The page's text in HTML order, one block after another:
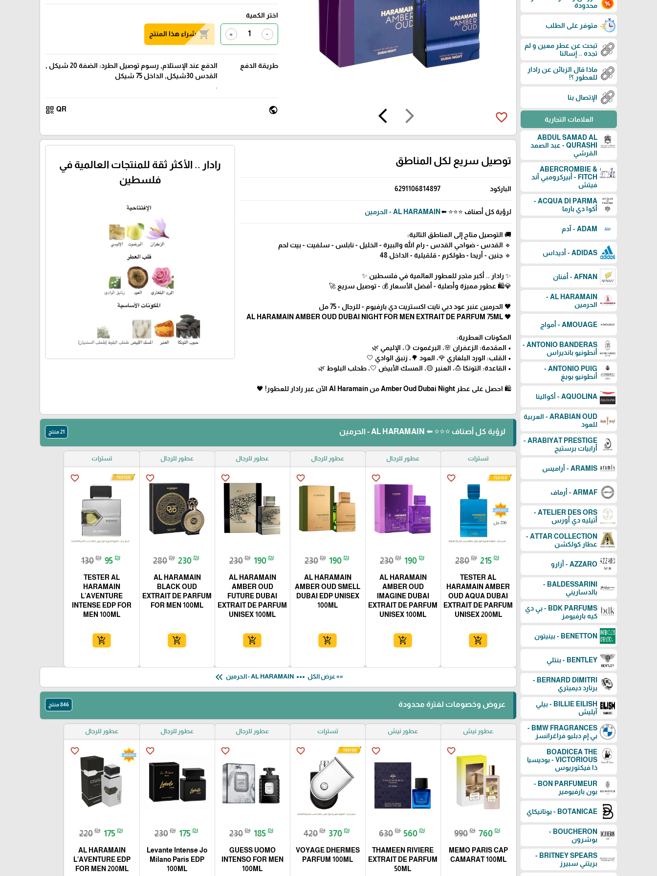
محدودة
متوفر على الطلب
تبحث عن عطر معين و لم
تجده .. إسالنا
ماذا قال الزبائن عن رادار
للعطور ؟!
الإتصال بنا
العلامات التجارية
ABDUL SAMAD AL
QURASHI - عبد الصمد
القرشي
ABERCROMBIE &
FITCH - أبيركرومبي آند
فيتش
ACQUA DI PARMA -
أكوا دي بارما
ADAM - آدم
ADIDAS - أديداس
AFNAN - أفنان
AL HARAMAIN -
الحرمين
AMOUAGE - أمواج
ANTONIO BANDERAS -
أنطونيو بانديراس
ANTONIO PUIG -
أنطونيو بويغ
AQUOLINA - أكوالينا
ARABIAN OUD - العربية
للعود
ARABIYAT PRESTIGE -
أرابيات برستيج
ARAMIS - أراميس
ARMAF - أرماف
ATELIER DES ORS -
أتيليه دي أورس
ATTAR COLLECTION -
عطار كولكشن
AZZARO - أزارو
BALDESSARINI -
بالدساريني
BDK PARFUMS - بي دي
كيه بارفيومز
BENETTON - بينيتون
BENTLEY - بنتلي
BERNARD DIMITRI -
برنارد ديميتري
BILLIE EILISH - بيلي
آيليش
BMW FRAGRANCES -
بي إم دبليو فراغرانسز
BOADICEA THE
VICTORIOUS - بوديسيا
ذا فيكتوريوس
BON PARFUMEUR -
بون بارفيومير
BOTANICAE - بوتانيكاي
BOUCHERON -
بوشرون
BRITNEY SPEARS -
بريتني سبيرز
arrow_forward_ios
arrow_back_ios favorite_border
اختر الكمية
-
+
shopping_cartشراء هذا المنتج
طريقة الدفع
الدفع عند الإستلام, رسوم توصيل الطرد: الضفة 20 شيكل ,
القدس 30شيكل, الداخل 75 شيكل
.
public
QR
qr_code
توصيل سريع لكل المناطق
الباركود 6291106814897
لرؤية كل أصناف ⭐⭐⭐ ⬅️ AL HARAMAIN - الحرمين
🚚 التوصيل متاح إلى المناطق التالية:
🔹 القدس - ضواحي القدس - رام الله والبيرة - الخليل - نابلس - سلفيت - بيت لحم
🔹 جنين - أريحا - طولكرم - قلقيلية - الداخل 48
✨ رادار .. أكبر متجر للعطور العالمية في فلسطين ✨
💎🛍️ عطور مميزة وأصلية - أفضل الأسعار 💰 - توصيل سريع 🚀
🖤 الحرمين عنبر عود دبي نايت اكستريت دي بارفيوم - للرجال - 75 مل
🖤 AL HARAMAIN AMBER OUD DUBAI NIGHT FOR MEN EXTRAIT DE PARFUM 75ML
المكونات العطرية:
• المقدمة: الزعفران 🌸، البرغموت 🍋، الإليمي 🌿
• القلب: الورد البلغاري 🌹، العود 🌳، زنبق الوادي 🤍
• القاعدة: التونكا 🍮، العنبر 🟡، المسك الأبيض 🤍، طحلب البلوط 🌿
🛍 احصل على عطر Amber Oud Dubai Night من Al Haramain الآن عبر رادار للعطور! 🖤
رادار .. الأكثر ثقة للمنتجات العالمية في
فلسطين
لرؤية كل أصناف ⭐⭐⭐ ⬅️ AL HARAMAIN - الحرمين 21 منتج
تسترات
favorite_border
280₪ 215 ₪
TESTER AL
HARAMAIN AMBER
OUD AQUA DUBAI
EXTRAIT DE PARFUM
UNISEX 200ML
add_shopping_cart
عطور للرجال
favorite_border
230₪ 190 ₪
AL HARAMAIN
AMBER OUD
IMAGINE DUBAI
EXTRAIT DE PARFUM
UNISEX 100ML
add_shopping_cart
عطور للرجال
favorite_border
230₪ 190 ₪
AL HARAMAIN
AMBER OUD SMELL
DUBAI EDP UNISEX
100ML
add_shopping_cart
عطور للرجال
favorite_border
230₪ 190 ₪
AL HARAMAIN
AMBER OUD
FUTURE DUBAI
EXTRAIT DE PARFUM
UNISEX 100ML
add_shopping_cart
عطور للرجال
favorite_border
280₪ 230 ₪
AL HARAMAIN
BLACK OUD
EXTRAIT DE PARFUM
FOR MEN 100ML
add_shopping_cart
تسترات
favorite_border
130₪ 95 ₪
TESTER AL
HARAMAIN
L'AVENTURE
INTENSE EDP FOR
MEN 100ML
add_shopping_cart
»» عرض الكل more_horiz AL HARAMAIN - الحرمين keyboard_double_arrow_left
عروض وخصومات لفترة محدودة 846 منتج
عطور نيش
favorite_border
990₪ 760 ₪
MEMO PARIS CAP
CAMARAT 100ML
عطور نيش
favorite_border
630₪ 560 ₪
THAMEEN RIVIERE
EXTRAIT DE PARFUM
50ML
تسترات
favorite_border
420₪ 370 ₪
VOYAGE DHERMES
PARFUM 100ML
عطور للرجال
favorite_border
230₪ 185 ₪
GUESS UOMO
INTENSO FOR MEN
100ML
عطور للرجال
favorite_border
230₪ 175 ₪
Levante Intense Jo
Milano Paris EDP
100ML
عطور للرجال
favorite_border
220₪ 175 ₪
AL HARAMAIN
L’AVENTURE EDP
FOR MEN 200ML